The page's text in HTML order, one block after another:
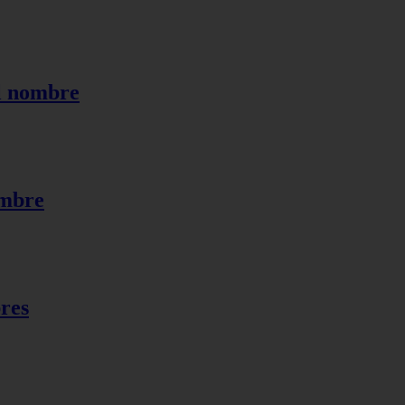
nombre